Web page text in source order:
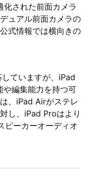
された前面カメラ
ュアル前面カメラの
式情報では横向きの
ていますが、iPad
編集能力を持つ可
、iPad Airがステレ
し、iPad Proはより
ピーカーオーディオ